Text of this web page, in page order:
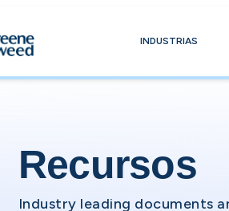
INDUSTRIAS
Recursos